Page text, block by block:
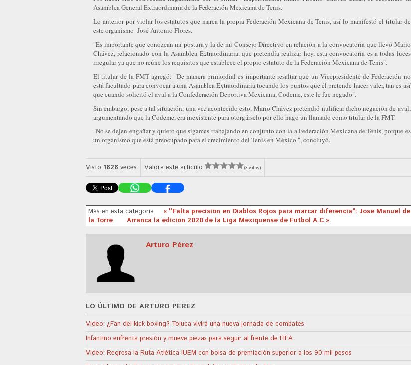
Asamblea General Extraordinaria de la Federación Mexicana de Tenis.
Lo anterior por violar los estatutos que marca la propia Federación Mexicana de Tenis, así lo manifestó el titular de
este organismo José Antonio Flores.
"Es importante que conozcan mi postura y la de mi Consejo Directivo en relación a la convocatoria que llevó Mario
Chávez, relacionado con la Asamblea Extraordinaria, que pretendía realizar hoy, esta convocatoria es a todas luces
irregular ya que no reúne los requisitos que establece el propio estatuto de la Federación Mexicana de Tenis".
El titular de la FMT agregó: "De manera primordial es importante resaltar que un Vicepresidente de Federación no
está facultado para convocar a una Asamblea Extraordinaria tocando los puntos que él pretende hacer valer, tan es así
que cuando solicitó el aval a la Confederación Deportiva Mexicana, Codeme, este le fue negado".
Sin embargo, pese a tal situación, una vez acontecido esto, Mario Chávez pretendió nulificar dicho negación de aval,
argumentando que la Codeme, era inexistente para otorgárselo por ello hago un llamado como titular de la FMT.
"No se dejen engañar y quiero que sigamos trabajando en conjunto con la a Federación Mexicana de Tenis, porque es
un organismo que está preocupado para el crecimiento del Tenis en México ", concluyó.
Visto 1828 veces Valora este artículo (3 votos)
Más en esta categoría:
« "Falta precisión en Diablos Rojos para marcar diferencia": José Manuel de
la Torre
Arranca la edición 2020 de la Liga Mexiquense de Futbol A.C »
Arturo Pérez
LO ÚLTIMO DE ARTURO PÉREZ
Video: ¿Fan del kick boxing? Toluca vivirá una nueva jornada de combates
Infantino enfrenta presión y mueve piezas para seguir al frente de FIFA
Video: Regresa la Ruta Atlética IUEM con bolsa de premiación superior a los 90 mil pesos